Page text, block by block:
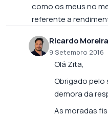
como os meus no
referente a
Ricardo
9 Setembro 2016
Olá Zita,
Obrigado
demora da
As moradas